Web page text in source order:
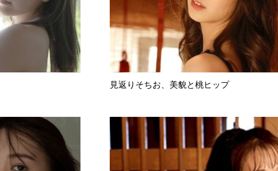
見返りそちお、美貌と桃ヒップ